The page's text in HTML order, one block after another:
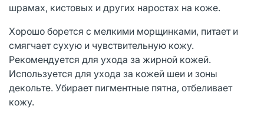
шрамах, кистовых и других наростах на коже.
Хорошо борется с мелкими морщинками, питает и
смягчает сухую и чувствительную кожу.
Рекомендуется для ухода за жирной кожей.
Используется для ухода за кожей шеи и зоны
декольте. Убирает пигментные пятна, отбеливает
кожу.